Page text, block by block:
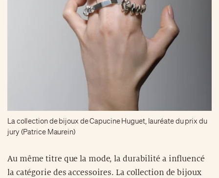
La collection de bijoux de Capucine Huguet, lauréate du prix du
jury (Patrice Maurein)
Au même titre que la mode, la durabilité a influencé
la catégorie des accessoires. La collection de bijoux